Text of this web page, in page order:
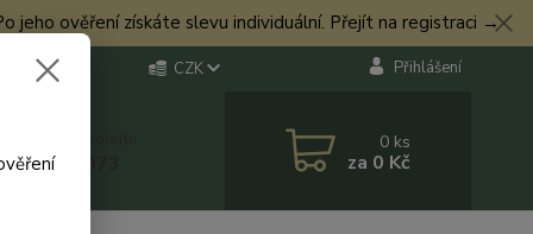
jeho ověření získáte slevu individuální. Přejít na registraci →
CZK Přihlášení
544 973
0 ks
za 0 Kč